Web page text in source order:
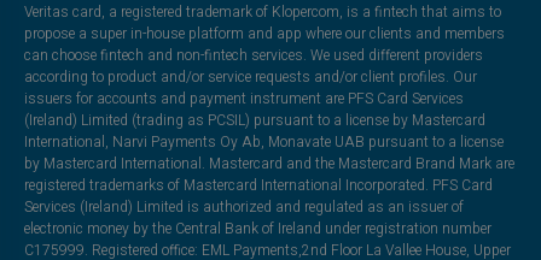
Veritas card, a registered trademark of Klopercom, is a fintech that aims to
propose a super in-house platform and app where our clients and members
can choose fintech and non-fintech services. We used different providers
according to product and/or service requests and/or client profiles. Our
issuers for accounts and payment instrument are PFS Card Services
(Ireland) Limited (trading as PCSIL) pursuant to a license by Mastercard
International, Narvi Payments Oy Ab, Monavate UAB pursuant to a license
by Mastercard International. Mastercard and the Mastercard Brand Mark are
registered trademarks of Mastercard International Incorporated. PFS Card
Services (Ireland) Limited is authorized and regulated as an issuer of
electronic money by the Central Bank of Ireland under registration number
C175999. Registered office: EML Payments,2nd Floor La Vallee House, Upper